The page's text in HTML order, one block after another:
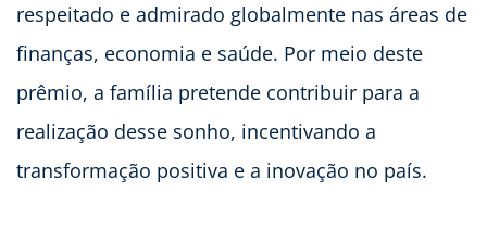
respeitado e admirado globalmente nas áreas de
finanças, economia e saúde. Por meio deste
prêmio, a família pretende contribuir para a
realização desse sonho, incentivando a
transformação positiva e a inovação no país.